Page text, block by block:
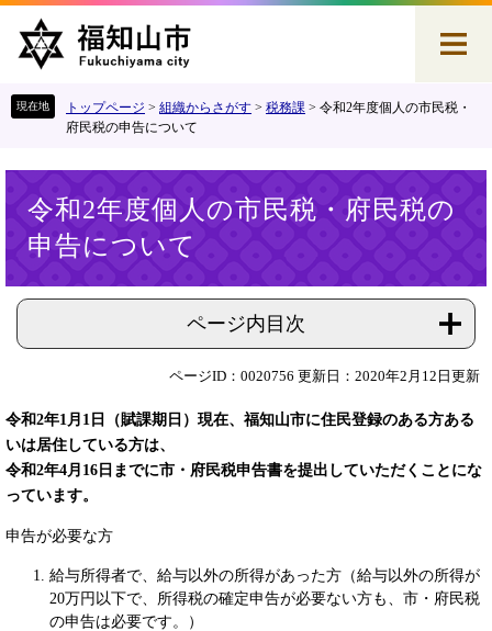
す
し
トップページ > 組織からさがす > 税務課 > 令和2年度個人の市民税・
府民税の申告について
令和2年度個人の市民税・府民税の
申告について
ページ内目次
ページID：0020756 更新日：2020年2月12日更新
令和2年1月1日（賦課期日）現在、福知山市に住民登録のある方ある
いは居住している方は、
令和2年4月16日までに市・府民税申告書を提出していただくことにな
っています。
申告が必要な方
給与所得者で、給与以外の所得があった方（給与以外の所得が
20万円以下で、所得税の確定申告が必要ない方も、市・府民税
の申告は必要です。）